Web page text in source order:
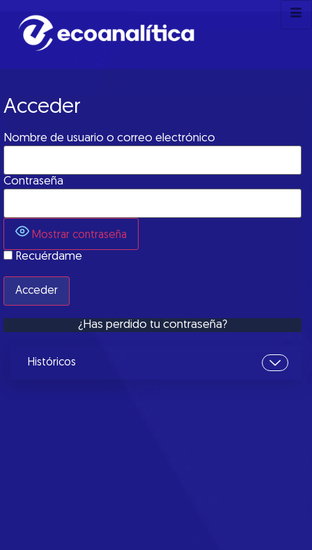
Acceder
Nombre de usuario o correo electrónico
Contraseña
Mostrar contraseña
Recuérdame
¿Has perdido tu contraseña?
Históricos